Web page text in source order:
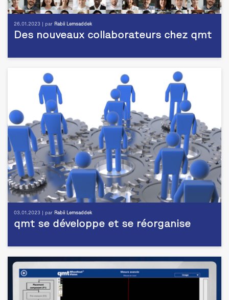
26.01.2023 | par Rabii Lemsaddek
Des nouveaux collaborateurs chez qmt
03.01.2023 | par Rabii Lemsaddek
qmt se développe et se réorganise